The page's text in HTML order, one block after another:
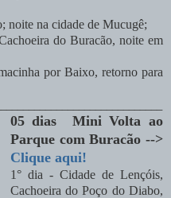
noite na cidade de Mucugê;
do Buracão, noite em
por Baixo, retorno para
05 dias Mini Volta ao
Parque com Buracão -->
Clique aqui!
1° dia - Cidade de Lençóis,
Cachoeira do Poço do Diabo,